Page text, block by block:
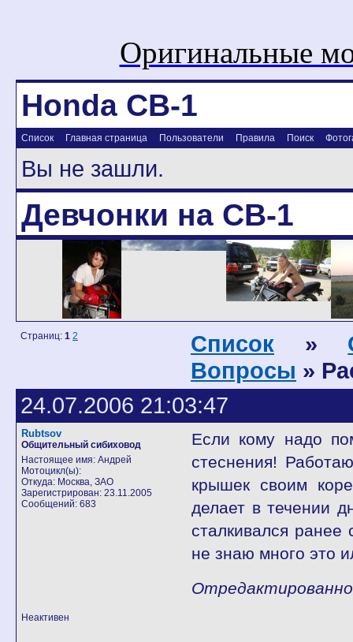
Оригинальные
Honda CB-1
Список Главная страница Пользователи Правила Поиск
Вы не зашли.
Девчонки на CB-1
Страниц: 1 2 Список »
Вопросы »
24.07.2006 21:03:47
Rubtsov
Общительный сибиховод
Настоящее имя: Андрей
Мотоцикл(ы):
Откуда: Москва, ЗАО
Зарегистрирован: 23.11.2005
Сообщений: 683
Если кому надо
стеснения!
крышек своим
делает в течении
сталкивался
не знаю много это
Неактивен